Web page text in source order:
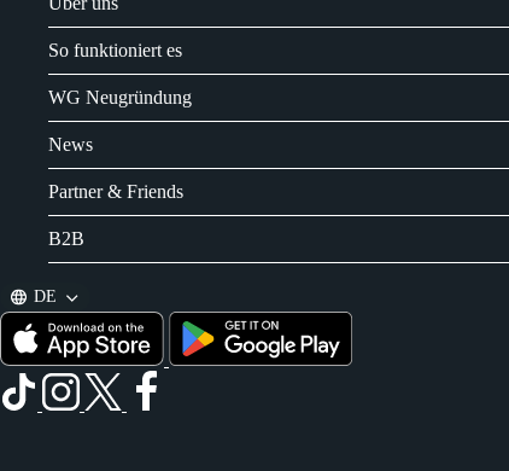
So funktioniert es
WG Neugründung
News
Partner & Friends
B2B
DE